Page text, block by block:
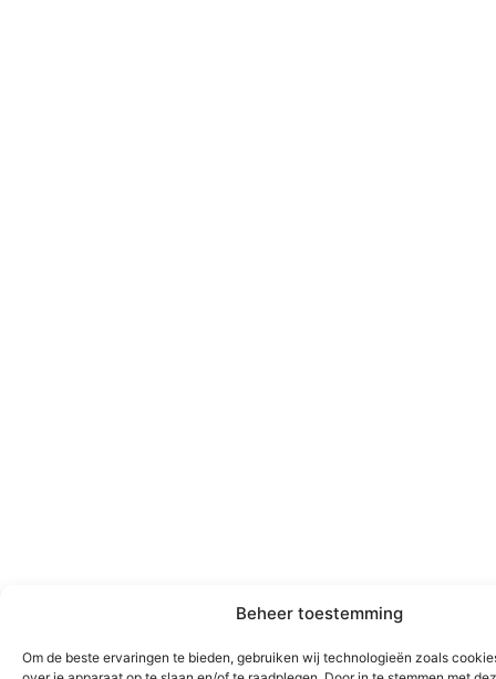
Beheer toestemming
Om de beste ervaringen te bieden, gebruiken wij technologieën zoals